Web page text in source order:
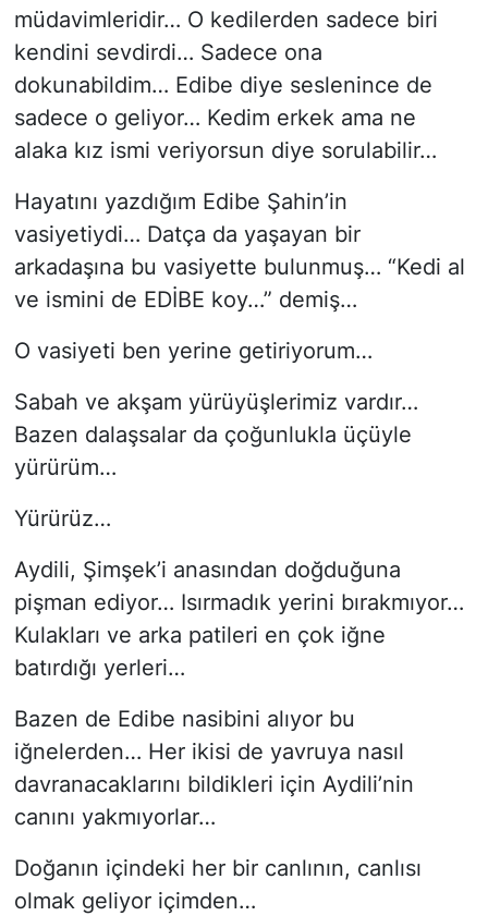
müdavimleridir… O kedilerden sadece biri
kendini sevdirdi… Sadece ona
dokunabildim… Edibe diye seslenince de
sadece o geliyor… Kedim erkek ama ne
alaka kız ismi veriyorsun diye sorulabilir…
Hayatını yazdığım Edibe Şahin’in
vasiyetiydi… Datça da yaşayan bir
arkadaşına bu vasiyette bulunmuş… “Kedi al
ve ismini de EDİBE koy…” demiş…
O vasiyeti ben yerine getiriyorum…
Sabah ve akşam yürüyüşlerimiz vardır…
Bazen dalaşsalar da çoğunlukla üçüyle
yürürüm…
Yürürüz…
Aydili, Şimşek’i anasından doğduğuna
pişman ediyor… Isırmadık yerini bırakmıyor…
Kulakları ve arka patileri en çok iğne
batırdığı yerleri…
Bazen de Edibe nasibini alıyor bu
iğnelerden… Her ikisi de yavruya nasıl
davranacaklarını bildikleri için Aydili’nin
canını yakmıyorlar…
Doğanın içindeki her bir canlının, canlısı
olmak geliyor içimden…